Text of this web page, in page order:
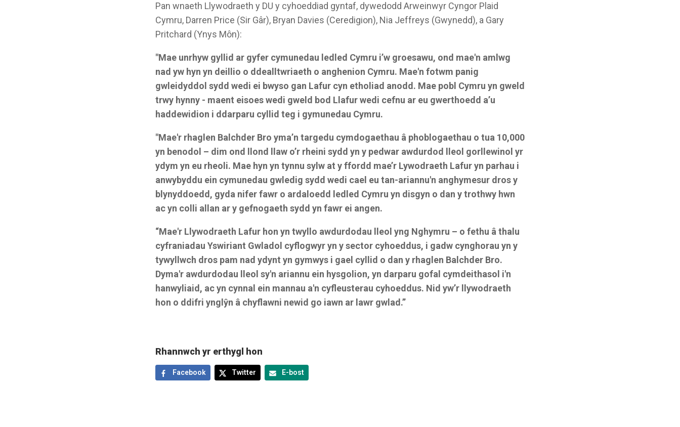
Pan wnaeth Llywodraeth y DU y cyhoeddiad gyntaf, dywedodd Arweinwyr Cyngor Plaid
Cymru, Darren Price (Sir Gâr), Bryan Davies (Ceredigion), Nia Jeffreys (Gwynedd), a Gary
Pritchard (Ynys Môn):
"Mae unrhyw gyllid ar gyfer cymunedau ledled Cymru i’w groesawu, ond mae'n amlwg
nad yw hyn yn deillio o ddealltwriaeth o anghenion Cymru. Mae'n fotwm panig
gwleidyddol sydd wedi ei bwyso gan Lafur cyn etholiad anodd. Mae pobl Cymru yn gweld
trwy hynny - maent eisoes wedi gweld bod Llafur wedi cefnu ar eu gwerthoedd a’u
haddewidion i ddarparu cyllid teg i gymunedau Cymru.
"Mae'r rhaglen Balchder Bro yma’n targedu cymdogaethau â phoblogaethau o tua 10,000
yn benodol – dim ond llond llaw o’r rheini sydd yn y pedwar awdurdod lleol gorllewinol yr
ydym yn eu rheoli. Mae hyn yn tynnu sylw at y ffordd mae’r Lywodraeth Lafur yn parhau i
anwybyddu ein cymunedau gwledig sydd wedi cael eu tan-ariannu'n anghymesur dros y
blynyddoedd, gyda nifer fawr o ardaloedd ledled Cymru yn disgyn o dan y trothwy hwn
ac yn colli allan ar y gefnogaeth sydd yn fawr ei angen.
“Mae'r Llywodraeth Lafur hon yn twyllo awdurdodau lleol yng Nghymru – o fethu â thalu
cyfraniadau Yswiriant Gwladol cyflogwyr yn y sector cyhoeddus, i gadw cynghorau yn y
tywyllwch dros pam nad ydynt yn gymwys i gael cyllid o dan y rhaglen Balchder Bro.
Dyma'r awdurdodau lleol sy'n ariannu ein hysgolion, yn darparu gofal cymdeithasol i'n
hanwyliaid, ac yn cynnal ein mannau a'n cyfleusterau cyhoeddus. Nid yw’r llywodraeth
hon o ddifri ynglŷn â chyflawni newid go iawn ar lawr gwlad.”
Rhannwch yr erthygl hon
Facebook Twitter E-bost